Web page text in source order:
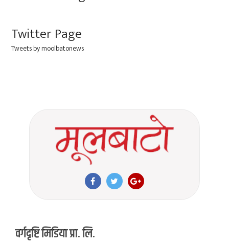
Twitter Page
Tweets by moolbatonews
वर्गदृष्टि मिडिया प्रा. लि.